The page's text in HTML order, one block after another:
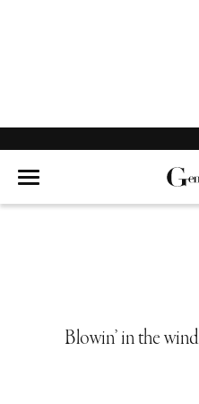
Blowin’ in the wind